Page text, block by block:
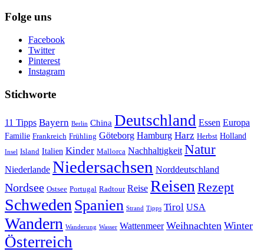
Folge uns
Facebook
Twitter
Pinterest
Instagram
Stichworte
11 Tipps Bayern Berlin China Deutschland Essen Europa
Familie Frankreich Frühling Göteborg Hamburg Harz Herbst Holland
Insel Island Italien Kinder Mallorca Nachhaltigkeit Natur
Niederlande Niedersachsen Norddeutschland
Nordsee Ostsee Portugal Radtour Reise ReisenRezept
SchwedenSpanien Strand Tipps Tirol USA
Wandern Wanderung Wasser Wattenmeer Weihnachten Winter
Österreich